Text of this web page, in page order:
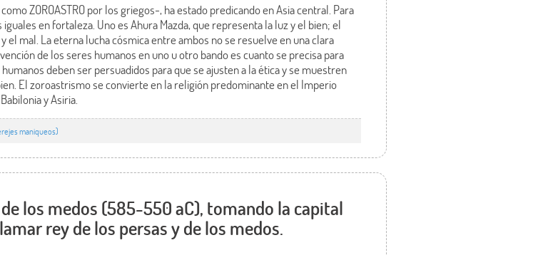
ZOROASTRO por los griegos-, ha estado predicando en Asia central. Para
en fortaleza. Uno es Ahura Mazda, que representa la luz y el bien; el
mal. La eterna lucha cósmica entre ambos no se resuelve en una clara
de los seres humanos en uno u otro bando es cuanto se precisa para
deben ser persuadidos para que se ajusten a la ética y se muestren
El zoroastrismo se convierte en la religión predominante en el Imperio
y Asiria.
maniqueos)
de los medos (585-550 aC), tomando la capital
rey de los persas y de los medos.